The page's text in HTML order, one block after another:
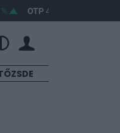
OTP46 890